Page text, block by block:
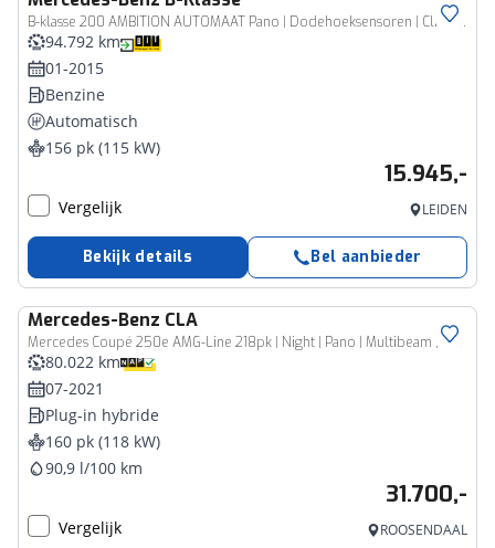
B-klasse 200 AMBITION AUTOMAAT Pano | Dodehoeksensoren | Clima | Trekhaak
94.792 km
01-2015
Benzine
Automatisch
156 pk (115 kW)
15.945,-
Vergelijk LEIDEN
Bekijk details Bel aanbieder
Mercedes-Benz CLA
Mercedes Coupé 250e AMG-Line 218pk | Night | Pano | Multibeam | Memory | Sfeer | Stoelverwarming | Camera | Navi |
80.022 km
07-2021
Plug-in hybride
160 pk (118 kW)
90,9 l/100 km
31.700,-
Vergelijk ROOSENDAAL